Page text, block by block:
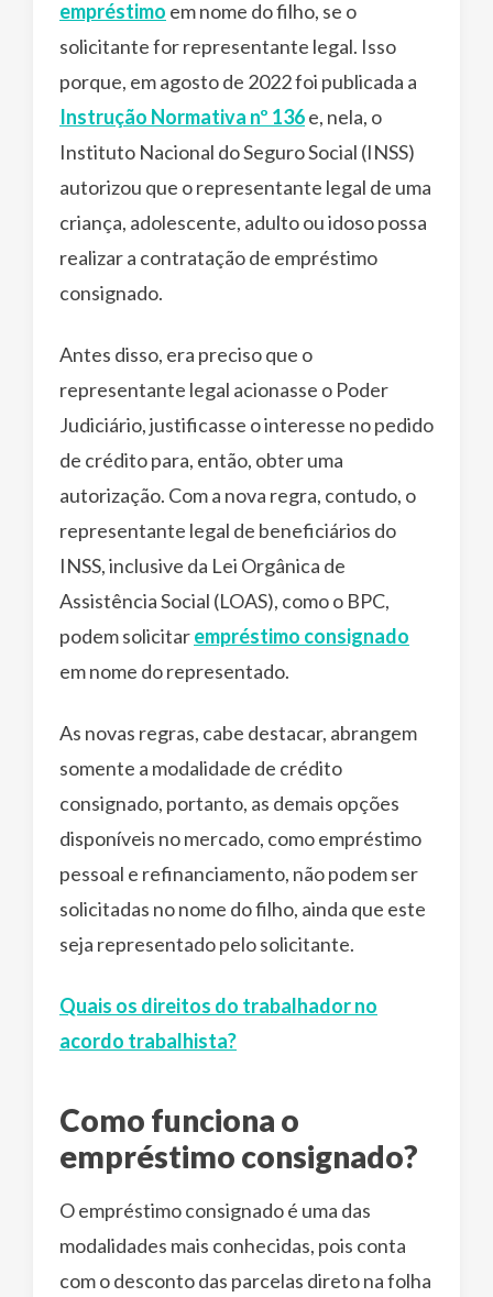
empréstimo em nome do filho, se o
solicitante for representante legal. Isso
porque, em agosto de 2022 foi publicada a
Instrução Normativa nº 136e, nela, o
Instituto Nacional do Seguro Social (INSS)
autorizou que o representante legal de uma
criança, adolescente, adulto ou idoso possa
realizar a contratação de empréstimo
consignado.
Antes disso, era preciso que o
representante legal acionasse o Poder
Judiciário, justificasse o interesse no pedido
de crédito para, então, obter uma
autorização. Com a nova regra, contudo, o
representante legal de beneficiários do
INSS, inclusive da Lei Orgânica de
Assistência Social (LOAS), como o BPC,
podem solicitarempréstimo consignado
em nome do representado.
As novas regras, cabe destacar, abrangem
somente a modalidade de crédito
consignado, portanto, as demais opções
disponíveis no mercado, como empréstimo
pessoal e refinanciamento, não podem ser
solicitadas no nome do filho, ainda que este
seja representado pelo solicitante.
Quais os direitos do trabalhador no
acordo trabalhista?
Como funciona o
empréstimo consignado?
O empréstimo consignado é uma das
modalidades mais conhecidas, pois conta
com o desconto das parcelas direto na folha